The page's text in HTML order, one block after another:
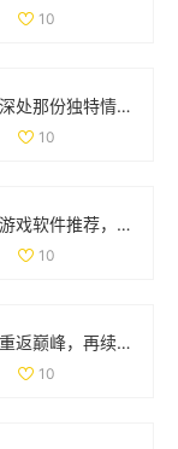
10
母亲心灵深处那份独特情感的漂流与沉淀
10
多款手机游戏软件推荐，适合18岁以上玩家畅玩体验
10
亿万女王重返巅峰，再续传奇人生与事业辉煌
10